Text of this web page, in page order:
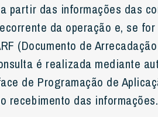
partir das informações das
da operação e, se
(Documento de
é realizada mediante
de Programação de
recebimento das informações.